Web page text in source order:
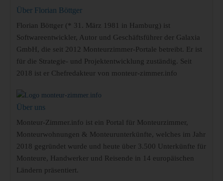
Über Florian Böttger
Florian Böttger (* 31. März 1981 in Hamburg) ist
Softwareentwickler, Autor und Geschäftsführer der Galaxia
GmbH, die seit 2012 Monteurzimmer-Portale betreibt. Er ist
für die Strategie- und Projektentwicklung zuständig. Seit
2018 ist er Chefredakteur von monteur-zimmer.info
Über uns
Monteur-Zimmer.info ist ein Portal für Monteurzimmer,
Monteurwohnungen & Monteurunterkünfte, welches im Jahr
2018 gegründet wurde und heute über 3.500 Unterkünfte für
Monteure, Handwerker und Reisende in 14 europäischen
Ländern präsentiert.